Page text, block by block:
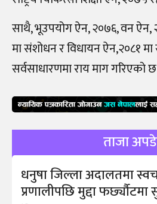
साथै, भूउपयोग ऐन, २०७६, वन ऐन,
मा संशोधन र विधायन ऐन,२०८१
सर्वसाधारणमा राय माग गरिएको
ताजा
धनुषा जिल्ला अदालतमा
प्रणालीपछि मुद्दा फर्छ्यौटमा